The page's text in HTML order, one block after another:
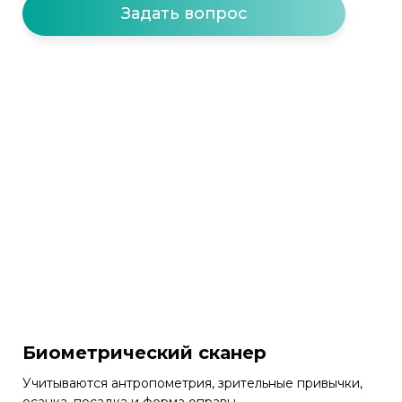
Задать вопрос
Биометрический сканер
Учитываются антропометрия, зрительные привычки,